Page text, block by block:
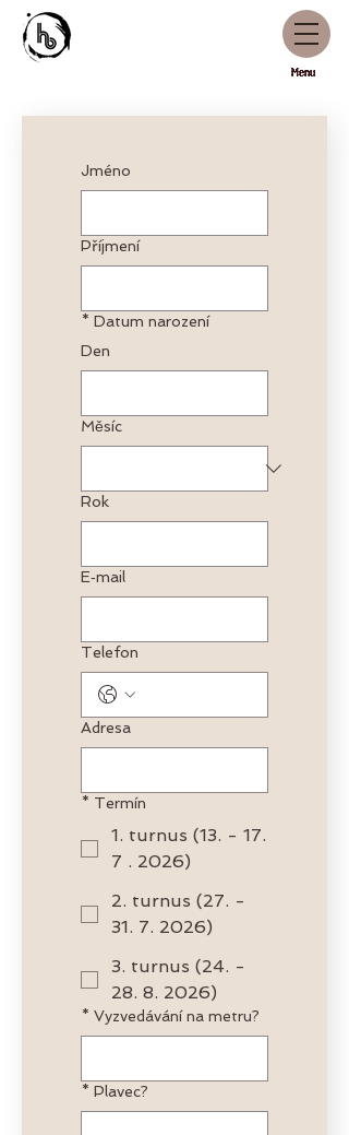
Menu
Jméno
Příjmení
* Datum narození
Den
Měsíc
Rok
E‑mail
Telefon
Adresa
* Termín
1. turnus (13. - 17.
7 . 2026)
2. turnus (27. -
31. 7. 2026)
3. turnus (24. -
28. 8. 2026)
* Vyzvedávání na metru?
* Plavec?